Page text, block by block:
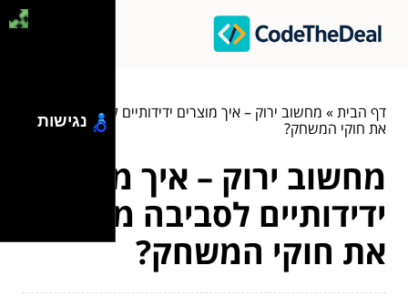
דף הבית» מחשוב ירוק – איך מוצרים ידידותיים לסביבה משנים
את חוקי המשחק?
מחשוב ירוק – איך מוצרים
ידידותיים לסביבה משנים
את חוקי המשחק?
נגישות